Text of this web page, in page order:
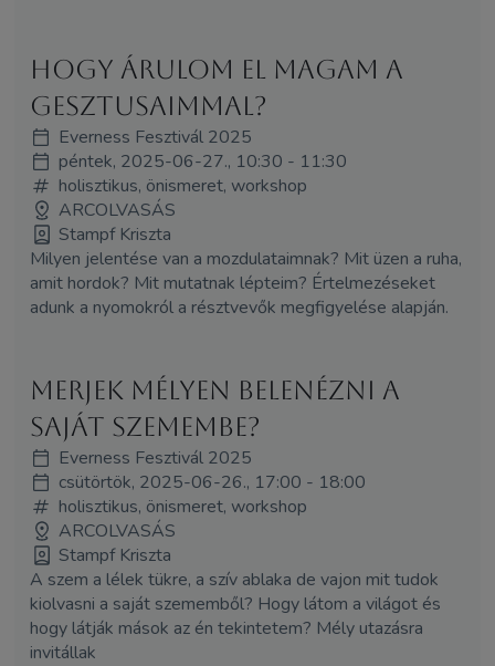
Hogy árulom el magam a
gesztusaimmal?
Everness Fesztivál 2025
péntek, 2025-06-27., 10:30 - 11:30
holisztikus, önismeret, workshop
ARCOLVASÁS
Stampf Kriszta
Milyen jelentése van a mozdulataimnak? Mit üzen a ruha,
amit hordok? Mit mutatnak lépteim? Értelmezéseket
adunk a nyomokról a résztvevők megfigyelése alapján.
Merjek mélyen belenézni a
saját szemembe?
Everness Fesztivál 2025
csütörtök, 2025-06-26., 17:00 - 18:00
holisztikus, önismeret, workshop
ARCOLVASÁS
Stampf Kriszta
A szem a lélek tükre, a szív ablaka de vajon mit tudok
kiolvasni a saját szememből? Hogy látom a világot és
hogy látják mások az én tekintetem? Mély utazásra
invitállak